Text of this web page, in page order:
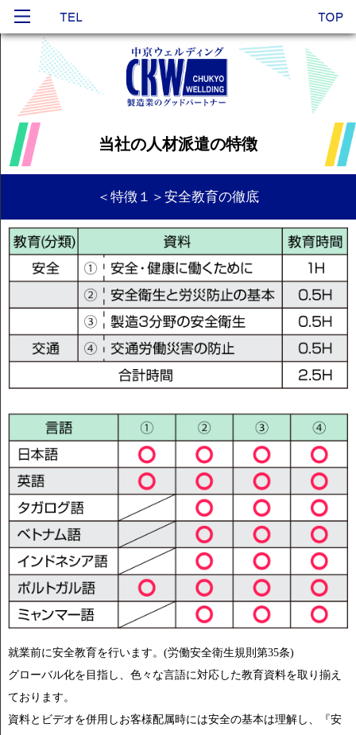
当社の人材派遣の特徴
＜特徴１＞安全教育の徹底
就業前に安全教育を行います。(労働安全衛生規則第35条)
グローバル化を目指し、色々な言語に対応した教育資料を取り揃え
ております。
資料とビデオを併用しお客様配属時には安全の基本は理解し、『安